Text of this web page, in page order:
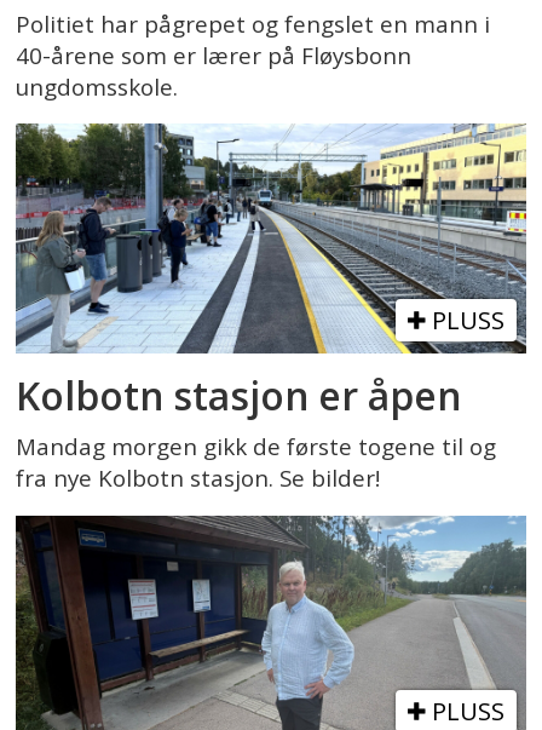
Politiet har pågrepet og fengslet en mann i
40-årene som er lærer på Fløysbonn
ungdomsskole.
PLUSS
Kolbotn stasjon er åpen
Mandag morgen gikk de første togene til og
fra nye Kolbotn stasjon. Se bilder!
PLUSS